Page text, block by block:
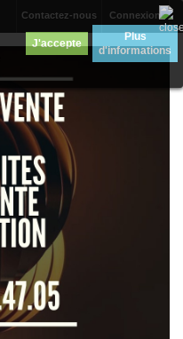
Connexion
Contactez-nous
J'accepte
Plus
d'informations